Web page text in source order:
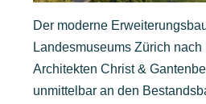
Der moderne
Landesmuseums Zürich
Architekten Christ &
unmittelbar an den